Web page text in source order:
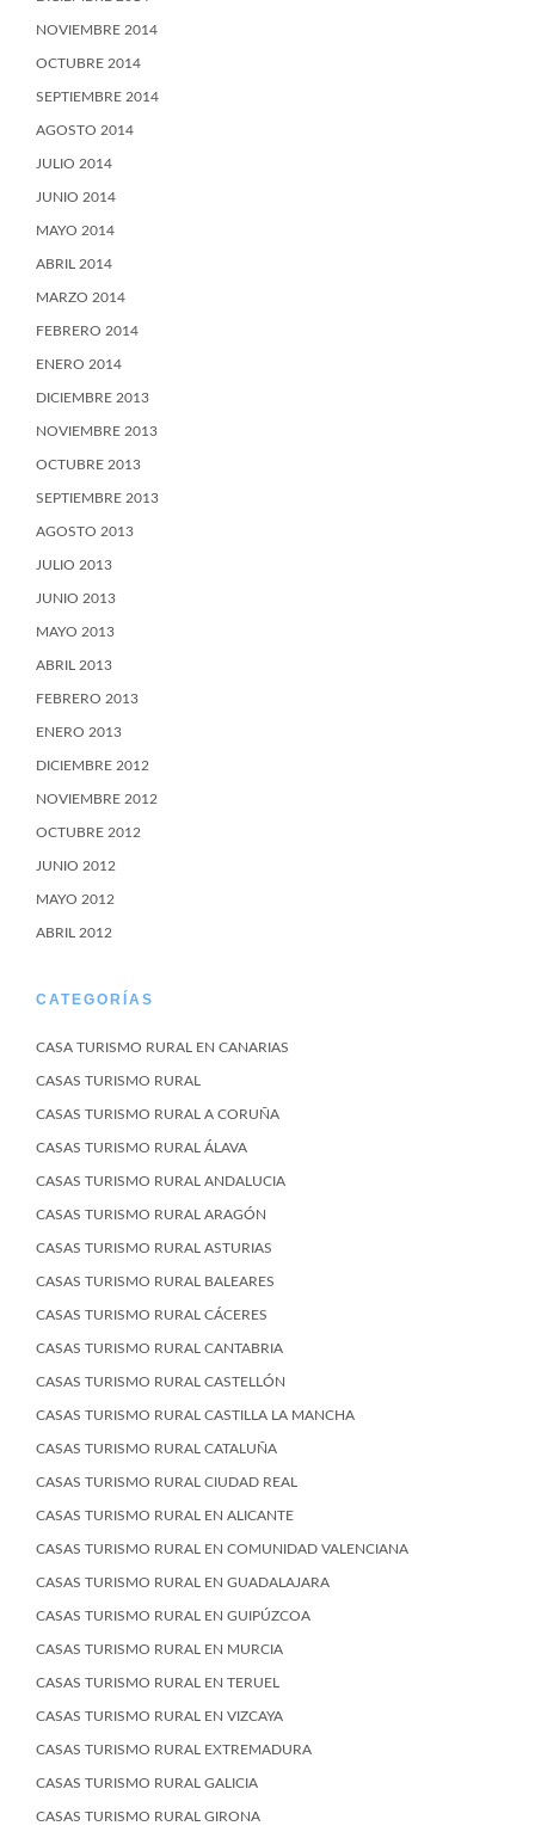
NOVIEMBRE 2014
OCTUBRE 2014
SEPTIEMBRE 2014
AGOSTO 2014
JULIO 2014
JUNIO 2014
MAYO 2014
ABRIL 2014
MARZO 2014
FEBRERO 2014
ENERO 2014
DICIEMBRE 2013
NOVIEMBRE 2013
OCTUBRE 2013
SEPTIEMBRE 2013
AGOSTO 2013
JULIO 2013
JUNIO 2013
MAYO 2013
ABRIL 2013
FEBRERO 2013
ENERO 2013
DICIEMBRE 2012
NOVIEMBRE 2012
OCTUBRE 2012
JUNIO 2012
MAYO 2012
ABRIL 2012
CATEGORÍAS
CASA TURISMO RURAL EN CANARIAS
CASAS TURISMO RURAL
CASAS TURISMO RURAL A CORUÑA
CASAS TURISMO RURAL ÁLAVA
CASAS TURISMO RURAL ANDALUCIA
CASAS TURISMO RURAL ARAGÓN
CASAS TURISMO RURAL ASTURIAS
CASAS TURISMO RURAL BALEARES
CASAS TURISMO RURAL CÁCERES
CASAS TURISMO RURAL CANTABRIA
CASAS TURISMO RURAL CASTELLÓN
CASAS TURISMO RURAL CASTILLA LA MANCHA
CASAS TURISMO RURAL CATALUÑA
CASAS TURISMO RURAL CIUDAD REAL
CASAS TURISMO RURAL EN ALICANTE
CASAS TURISMO RURAL EN COMUNIDAD VALENCIANA
CASAS TURISMO RURAL EN GUADALAJARA
CASAS TURISMO RURAL EN GUIPÚZCOA
CASAS TURISMO RURAL EN MURCIA
CASAS TURISMO RURAL EN TERUEL
CASAS TURISMO RURAL EN VIZCAYA
CASAS TURISMO RURAL EXTREMADURA
CASAS TURISMO RURAL GALICIA
CASAS TURISMO RURAL GIRONA